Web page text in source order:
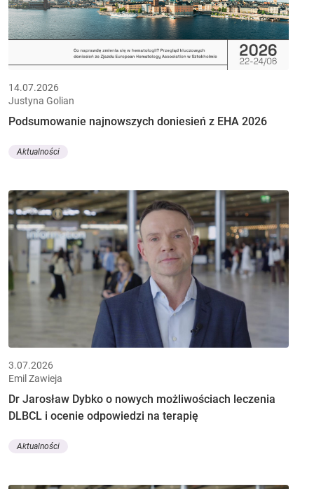
14.07.2026
Justyna Golian
Podsumowanie najnowszych doniesień z EHA 2026
Aktualności
3.07.2026
Emil Zawieja
Dr Jarosław Dybko o nowych możliwościach leczenia
DLBCL i ocenie odpowiedzi na terapię
Aktualności